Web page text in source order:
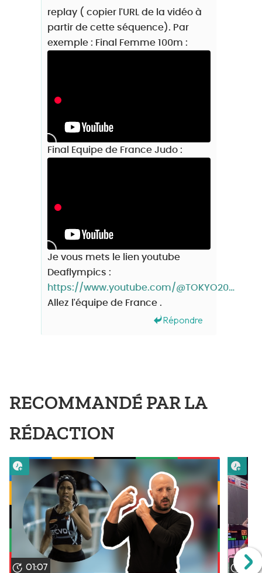
replay ( copier l'URL de la vidéo à
partir de cette séquence). Par
exemple : Final Femme 100m :
Final Equipe de France Judo :
Je vous mets le lien youtube
Deaflympics :
https://www.youtube.com/@TOKYO2025DEAFLYMPICS/streams
Allez l'équipe de France .
Répondre
RECOMMANDÉ PAR LA
RÉDACTION
01:07
Lire plus tard